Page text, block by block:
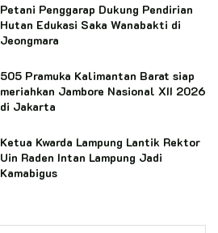
Petani Penggarap Dukung Pendirian
Hutan Edukasi Saka Wanabakti di
Jeongmara
505 Pramuka Kalimantan Barat siap
meriahkan Jambore Nasional XII 2026
di Jakarta
Ketua Kwarda Lampung Lantik Rektor
Uin Raden Intan Lampung Jadi
Kamabigus